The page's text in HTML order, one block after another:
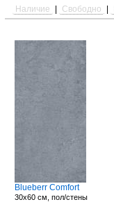
Наличие Свободно
Blueberr Comfort
30x60 см, пол/стены